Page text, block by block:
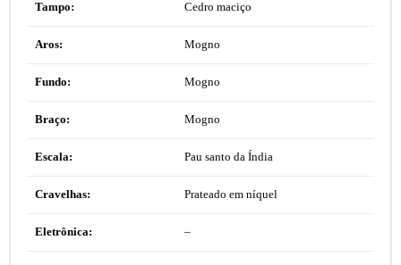
Tampo: Cedro maciço
Aros: Mogno
Fundo: Mogno
Braço: Mogno
Escala: Pau santo da Índia
Cravelhas: Prateado em níquel
Eletrônica: –